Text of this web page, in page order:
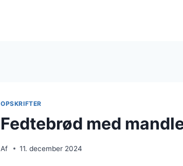
OPSKRIFTER
Fedtebrød med
Af 11. december 2024